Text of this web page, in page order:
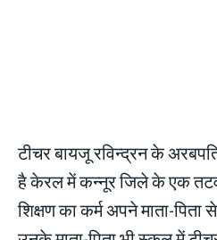
टीचर बायजू रविन्द्रन के
है केरल में कन्नूर जिले के एक
शिक्षण का कर्म अपने माता-पिता